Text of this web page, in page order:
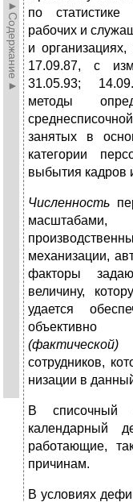
►Содержание►
по
рабочих и
и
17.09.87, с
31.05.93;
методы
занятых в
категории
выбытия кадров
Численность
масштабами,
механизации,
факто­ры
величину,
удается
объективно
сотрудников,
низации в
В списочный
календарный
работающие,
причинам.
В условиях